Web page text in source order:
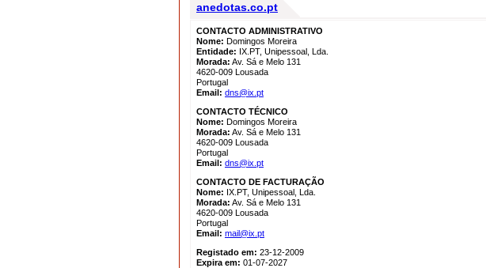
anedotas.co.pt
CONTACTO ADMINISTRATIVO
Nome: Domingos Moreira
Entidade: IX.PT, Unipessoal, Lda.
Morada: Av. Sá e Melo 131
4620-009 Lousada
Portugal
Email: dns@ix.pt
CONTACTO TÉCNICO
Nome: Domingos Moreira
Morada: Av. Sá e Melo 131
4620-009 Lousada
Portugal
Email: dns@ix.pt
CONTACTO DE FACTURAÇÃO
Nome: IX.PT, Unipessoal, Lda.
Morada: Av. Sá e Melo 131
4620-009 Lousada
Portugal
Email: mail@ix.pt
Registado em: 23-12-2009
Expira em: 01-07-2027